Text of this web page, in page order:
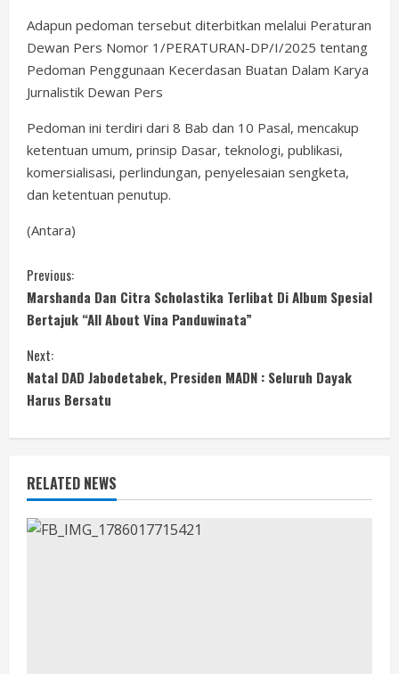
Adapun pedoman tersebut diterbitkan melalui Peraturan
Dewan Pers Nomor 1/PERATURAN-DP/I/2025 tentang
Pedoman Penggunaan Kecerdasan Buatan Dalam Karya
Jurnalistik Dewan Pers
Pedoman ini terdiri dari 8 Bab dan 10 Pasal, mencakup
ketentuan umum, prinsip Dasar, teknologi, publikasi,
komersialisasi, perlindungan, penyelesaian sengketa,
dan ketentuan penutup.
(Antara)
C
o
n
t
i
n
u
e
Previous:
Marshanda Dan Citra Scholastika Terlibat Di Album Spesial
Bertajuk “All About Vina Panduwinata”
Next:
Natal DAD Jabodetabek, Presiden MADN : Seluruh Dayak
Harus Bersatu
RELATED NEWS